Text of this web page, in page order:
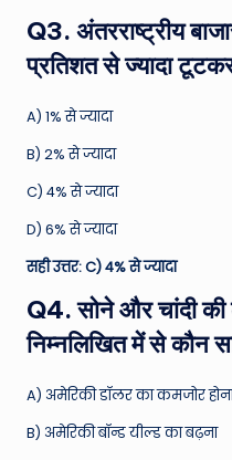
Q3. अंतरराष्ट्रीय
प्रतिशत से ज्यादा
A) 1% से ज्यादा
B) 2% से ज्यादा
C) 4% से ज्यादा
D) 6% से ज्यादा
सही उत्तर: C) 4% से ज्यादा
Q4. सोने और चांदी की
निम्नलिखित में से कौन
A) अमेरिकी डॉलर का कमजोर
B) अमेरिकी बॉन्ड यील्ड का बढ़ना